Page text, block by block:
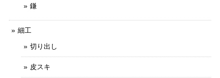
鎌
細工
切り出し
皮スキ